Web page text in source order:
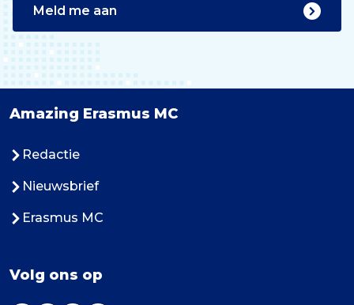
Meld me aan
Amazing Erasmus MC
Redactie
Nieuwsbrief
Erasmus MC
Volg ons op